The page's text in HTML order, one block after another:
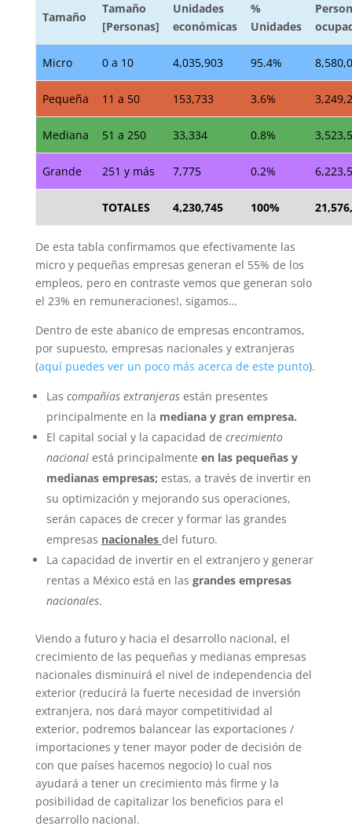
Tamaño
Tamaño
[Personas]
Unidades
económicas
%
Unidades
Micro 0 a 10 4,035,903 95.4%
Pequeña 11 a 50 153,733 3.6%
Mediana 51 a 250 33,334 0.8%
Grande 251 y más 7,775 0.2%
TOTALES 4,230,745 100%
De esta tabla confirmamos que efectivamente las
micro y pequeñas empresas generan el 55% de los
empleos, pero en contraste vemos que generan solo
el 23% en remuneraciones!, sigamos…
Dentro de este abanico de empresas encontramos,
por supuesto, empresas nacionales y extranjeras
(aquí puedes ver un poco más acerca de este punto).
Las compañías extranjerasestán presentes
principalmente en la mediana y gran empresa.
El capital social y la capacidad de crecimiento
nacionalestá principalmente en las pequeñas y
medianas empresas; estas, a través de invertir en
su optimización y mejorando sus operaciones,
serán capaces de crecer y formar las grandes
empresas nacionales del futuro.
La capacidad de invertir en el extranjero y generar
rentas a México está en las grandes empresas
nacionales.
Viendo a futuro y hacia el desarrollo nacional, el
crecimiento de las pequeñas y medianas empresas
nacionales disminuirá el nivel de independencia del
exterior (reducirá la fuerte necesidad de inversión
extranjera, nos dará mayor competitividad al
exterior, podremos balancear las exportaciones /
importaciones y tener mayor poder de decisión de
con que países hacemos negocio) lo cual nos
ayudará a tener un crecimiento más firme y la
posibilidad de capitalizar los beneficios para el
desarrollo nacional.